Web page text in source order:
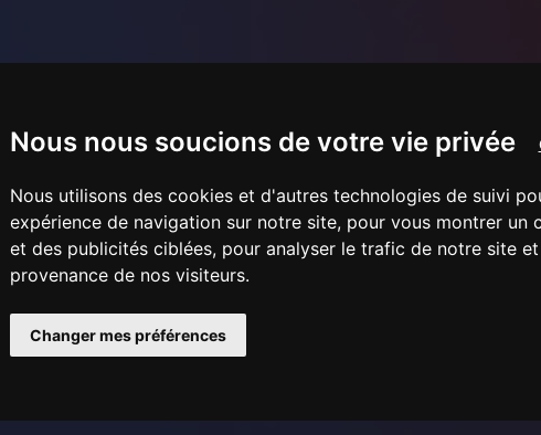
Nous nous soucions de votre vie privée
Nous utilisons des cookies et d'autres technologies de suivi
expérience de navigation sur notre site, pour vous montrer un
et des publicités ciblées, pour analyser le trafic de notre site
provenance de nos visiteurs.
Changer mes préférences